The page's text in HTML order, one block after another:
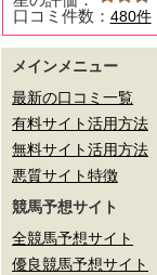
口コミ件数： 480件
メインメニュー
最新の口コミ一覧
有料サイト活用方法
無料サイト活用方法
悪質サイト特徴
競馬予想サイト
全競馬予想サイト
優良競馬予想サイト